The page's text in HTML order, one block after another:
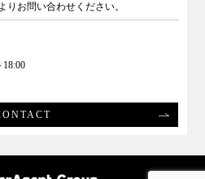
りお問い合わせください。